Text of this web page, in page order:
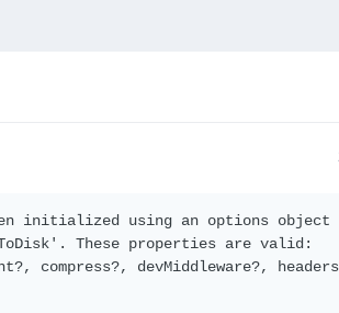
initialized using an options
These properties are valid:
devMiddleware?,